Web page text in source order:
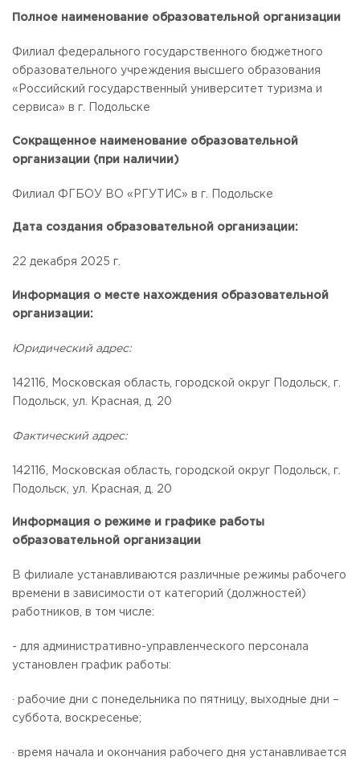
Work with disabled and handicapped people
Scientific activity
Федеральный ресурсный центр
Федеральное учебно-методическое объединение в
Federal educational and methodical association in the
system of secondary vocational education
Information about educationalorganization
ADDRESS
Moscow region, 141221
TELEPHONES:
+7 (495) 940 83 58
E-MAIL
Mo-th: from 09:00 to 18:00;
Полное наименование образовательной организации
Филиал федерального государственного бюджетного
образовательного учреждения высшего образования
«Российский государственный университет туризма и
сервиса» в г. Подольске
Сокращенное наименование образовательной
организации (при наличии)
Филиал ФГБОУ ВО «РГУТИС» в г. Подольске
Дата создания образовательной организации:
22 декабря 2025 г.
Информация о месте нахождения образовательной
организации:
Юридический адрес:
142116, Московская область, городской округ Подольск, г.
Подольск, ул. Красная, д. 20
Фактический адрес:
142116, Московская область, городской округ Подольск, г.
Подольск, ул. Красная, д. 20
Информация о режиме и графике работы
образовательной организации
В филиале устанавливаются различные режимы рабочего
времени в зависимости от категорий (должностей)
работников, в том числе:
- для административно-управленческого персонала
установлен график работы:
· рабочие дни с понедельника по пятницу, выходные дни –
суббота, воскресенье;
· время начала и окончания рабочего дня устанавливается